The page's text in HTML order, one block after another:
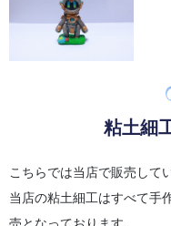
粘土細
こちらでは当店で販売して
当店の粘土細工はすべて手